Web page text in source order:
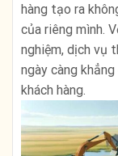
hàng tạo ra
của riêng mình.
nghiệm, dịch vụ
ngày càng
khách hàng.